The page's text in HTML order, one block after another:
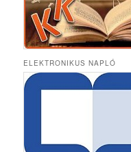
ELEKTRONIKUS NAPLÓ